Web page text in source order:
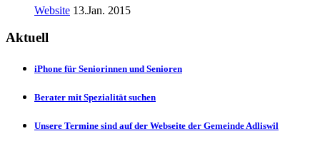
Website 13.Jan. 2015
Aktuell
iPhone für Seniorinnen und Senioren
Berater mit Spezialität suchen
Unsere Termine sind auf der Webseite der Gemeinde Adliswil